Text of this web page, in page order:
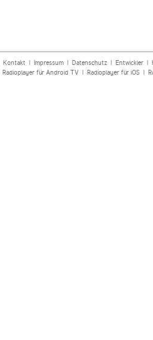
Kontakt| Impressum| Datenschutz| Entwickler|
Radioplayer für Android TV| Radioplayer für iOS|